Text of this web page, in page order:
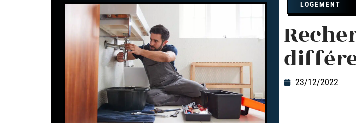
LOGEMENT
23/12/2022